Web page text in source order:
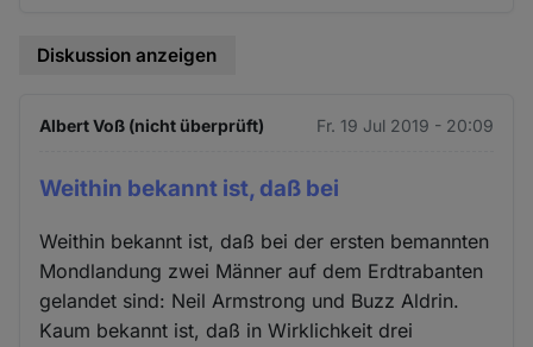
Diskussion anzeigen
Albert Voß (nicht überprüft) Fr. 19 Jul 2019 - 20:09
Weithin bekannt ist, daß bei
Weithin bekannt ist, daß bei der ersten bemannten
Mondlandung zwei Männer auf dem Erdtrabanten
gelandet sind: Neil Armstrong und Buzz Aldrin.
Kaum bekannt ist, daß in Wirklichkeit drei